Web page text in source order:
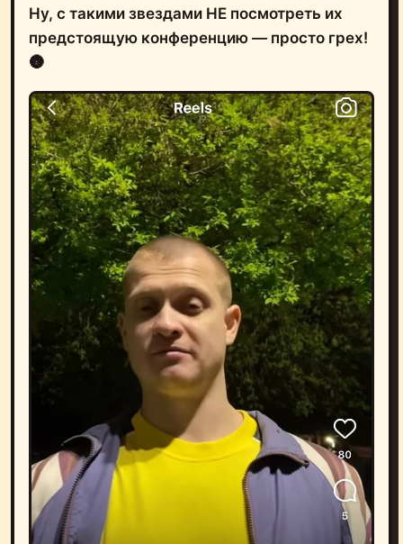
Ну, с такими звездами НЕ посмотреть их
предстоящую конференцию — просто грех!
🌚